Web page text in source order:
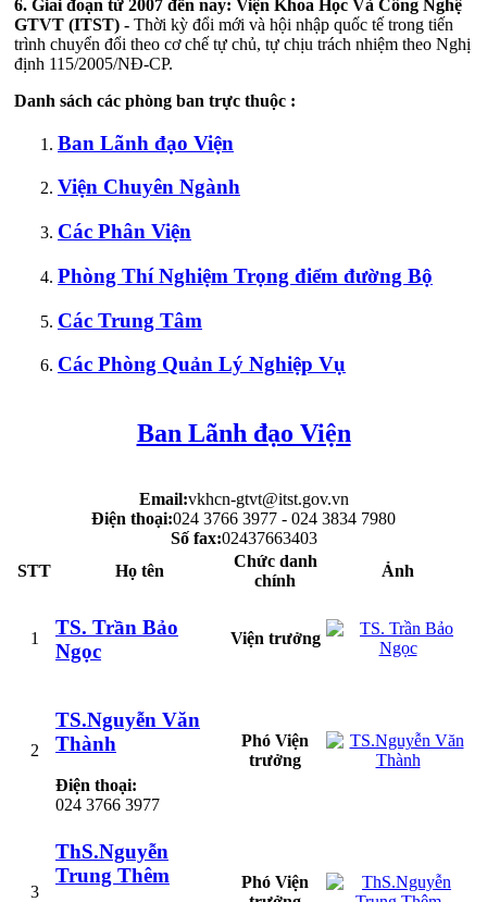
6. Giai đoạn từ 2007 đến nay: Viện Khoa Học Và Công Nghệ
GTVT (ITST) - Thời kỳ đổi mới và hội nhập quốc tế trong tiến
trình chuyển đổi theo cơ chế tự chủ, tự chịu trách nhiệm theo Nghị
định 115/2005/NĐ-CP.
Danh sách các phòng ban trực thuộc :
Ban Lãnh đạo Viện
Viện Chuyên Ngành
Các Phân Viện
Phòng Thí Nghiệm Trọng điểm đường Bộ
Các Trung Tâm
Các Phòng Quản Lý Nghiệp Vụ
Ban Lãnh đạo Viện
Email:vkhcn-gtvt@itst.gov.vn
Điện thoại:024 3766 3977 - 024 3834 7980
Số fax:02437663403
STT
Họ tên
Chức danh
chính
Ảnh
1
TS. Trần Bảo
Ngọc
Viện trưởng
2
TS.Nguyễn Văn
Thành
Điện thoại:
024 3766 3977
Phó Viện
trưởng
3
ThS.Nguyễn
Trung Thêm
Phó Viện